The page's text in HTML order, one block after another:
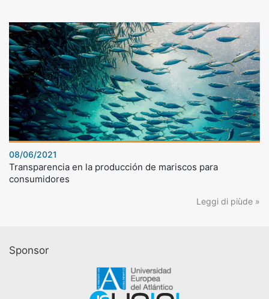
08/06/2021
Transparencia en la producción de mariscos para
consumidores
Leggi di piùde »
Sponsor